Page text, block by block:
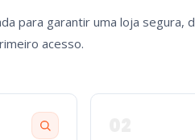
para garantir uma loja segura,
acesso.